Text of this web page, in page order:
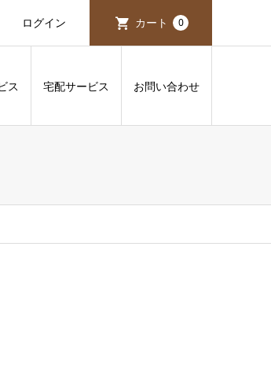
ログイン カート 0
ス 宅配サービス お問い合わせ